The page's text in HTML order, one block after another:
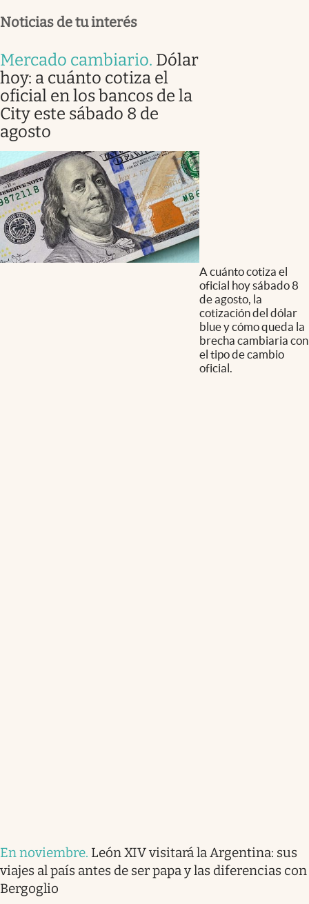
Noticias de tu interés
Mercado cambiario. Dólar
hoy: a cuánto cotiza el
oficial en los bancos de la
City este sábado 8 de
agosto
A cuánto cotiza el
oficial hoy sábado 8
de agosto, la
cotización del dólar
blue y cómo queda la
brecha cambiaria con
el tipo de cambio
oficial.
En noviembre. León XIV visitará la Argentina: sus
viajes al país antes de ser papa y las diferencias con
Bergoglio